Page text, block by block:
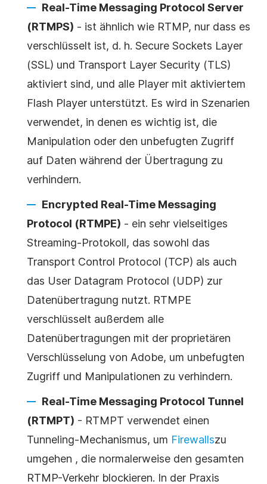
Real-Time Messaging Protocol Server
(RTMPS) - ist ähnlich wie RTMP, nur dass es
verschlüsselt ist, d. h. Secure Sockets Layer
(SSL) und Transport Layer Security (TLS)
aktiviert sind, und alle Player mit aktiviertem
Flash Player unterstützt. Es wird in Szenarien
verwendet, in denen es wichtig ist, die
Manipulation oder den unbefugten Zugriff
auf Daten während der Übertragung zu
verhindern.
Encrypted Real-Time Messaging
Protocol (RTMPE) - ein sehr vielseitiges
Streaming-Protokoll, das sowohl das
Transport Control Protocol (TCP) als auch
das User Datagram Protocol (UDP) zur
Datenübertragung nutzt. RTMPE
verschlüsselt außerdem alle
Datenübertragungen mit der proprietären
Verschlüsselung von Adobe, um unbefugten
Zugriff und Manipulationen zu verhindern.
Real-Time Messaging Protocol Tunnel
(RTMPT) - RTMPT verwendet einen
Tunneling-Mechanismus, um Firewallszu
umgehen , die normalerweise den gesamten
RTMP-Verkehr blockieren. In der Praxis